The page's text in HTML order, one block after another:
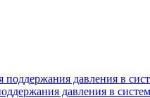
давления в